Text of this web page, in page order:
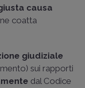
causa
coatta
giudiziale
sui rapporti
dal Codice